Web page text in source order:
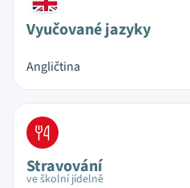
Vyučované jazyky
Angličtina
Stravování
ve školní jídelně